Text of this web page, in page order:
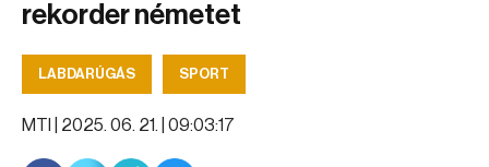
rekorder németet
LABDARÚGÁS SPORT
MTI | 2025. 06. 21. | 09:03:17